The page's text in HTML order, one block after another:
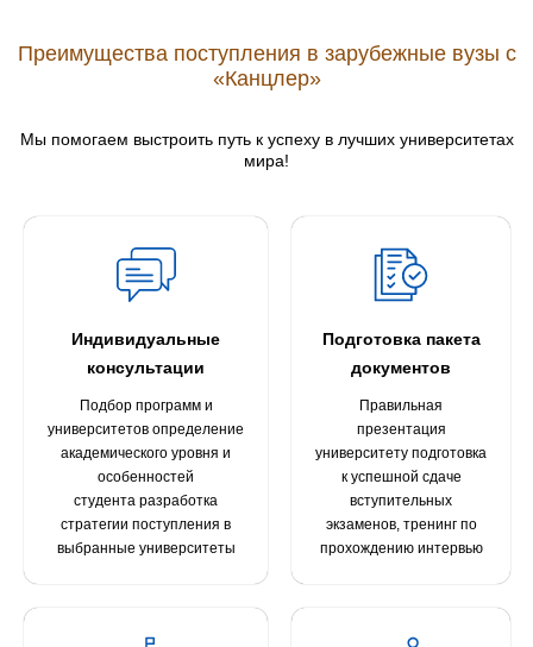
Преимущества поступления в зарубежные вузы с
«Канцлер»
Мы помогаем выстроить путь к успеху в лучших университетах
мира!
Индивидуальные
консультации
Подбор программ и
университетов определение
академического уровня и
особенностей
студента разработка
стратегии поступления в
выбранные университеты
Подготовка пакета
документов
Правильная
презентация
университету подготовка
к успешной сдаче
вступительных
экзаменов, тренинг по
прохождению интервью